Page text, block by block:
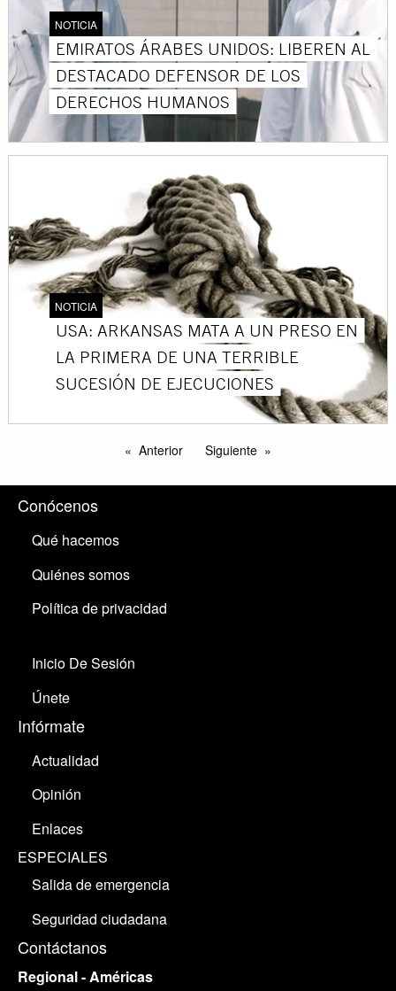
NOTICIA
EMIRATOS ÁRABES UNIDOS: LIBEREN AL
DESTACADO DEFENSOR DE LOS
DERECHOS HUMANOS
NOTICIA
USA: ARKANSAS MATA A UN PRESO EN
LA PRIMERA DE UNA TERRIBLE
SUCESIÓN DE EJECUCIONES
Anterior Siguiente
Conócenos
Qué hacemos
Quiénes somos
Política de privacidad
Inicio De Sesión
Únete
Infórmate
Actualidad
Opinión
Enlaces
ESPECIALES
Salida de emergencia
Seguridad ciudadana
Contáctanos
Regional - Américas